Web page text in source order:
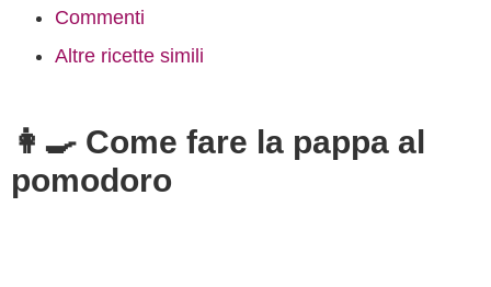
Commenti
Altre ricette simili
👩‍🍳 Come fare la pappa al
pomodoro